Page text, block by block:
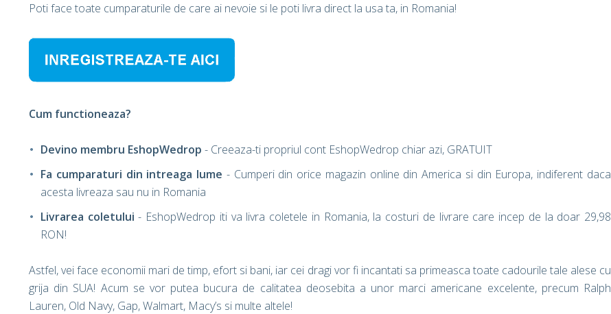
Poti face toate cumparaturile de care ai nevoie si le poti livra direct la usa ta, in Romania!
Cum functioneaza?
Devino membru EshopWedrop - Creeaza-ti propriul cont EshopWedrop chiar azi, GRATUIT
Fa cumparaturi din intreaga lume - Cumperi din orice magazin online din America si din Europa, indiferent daca
acesta livreaza sau nu in Romania
Livrarea coletului - EshopWedrop iti va livra coletele in Romania, la costuri de livrare care incep de la doar 29,98
RON!
Astfel, vei face economii mari de timp, efort si bani, iar cei dragi vor fi incantati sa primeasca toate cadourile tale alese cu
grija din SUA! Acum se vor putea bucura de calitatea deosebita a unor marci americane excelente, precum Ralph
Lauren, Old Navy, Gap, Walmart, Macy’s si multe altele!